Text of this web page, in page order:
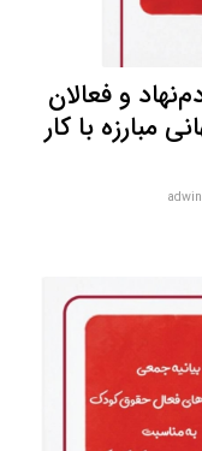
و فعالان
مبارزه با کار
adwin